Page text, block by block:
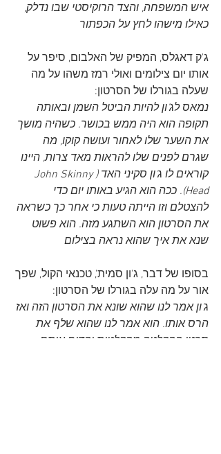
איש המשפחה, והצד הרוקיסטי שבו נדלק,
כאילו מישהו לחץ על הכפתור
ג'ק דאגלס, המפיק של האלבום, סיפר על
אותו יום צילומים ואולי רמז משהו על מה
שעלה בגורלו של הסרטון:
נמאס לג'ון להיות הביטל השמן ובאותה
תקופה הוא היה ממש בכושר. כשהיה מושך
את השער שלו לאחור ועושה קוקו, מה
שגרם לפנים שלו להראות מאד צרות, היינו
קוראים לו ג'ון סקיני האד (John Skinny
Head). ככה הוא הגיע באותו יום כדי
להצטלם וזו הייתה טעות כי אחר כך כשראה
את הסרטון הוא השתגע מזה. הוא פשוט
שנא את איך שהוא נראה בצילום
בסופו של דבר, ג'ון סמית', טכנאי הקול, שפך
אור על מה עלה בגורלו של הסרטון:
ג'ון אמר לנו שהוא שונא את הסרטון הזה ואז
הרס אותו. הוא אמר לנו שהוא שלף את
סרטי ההקלטה מהקלטות והדיח אותם